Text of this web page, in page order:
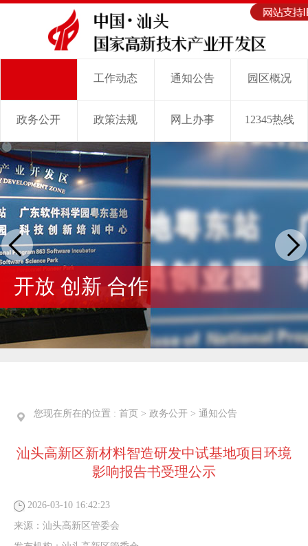
首 页
工作动态 通知公告 园区概况
政务公开 政策法规 网上办事 12345热线
开放 创新 合作
您现在所在的位置 : 首页 > 政务公开 > 通知公告
汕头高新区新材料智造研发中试基地项目环境
影响报告书受理公示
2026-03-10 16:42:23
来源： 汕头高新区管委会